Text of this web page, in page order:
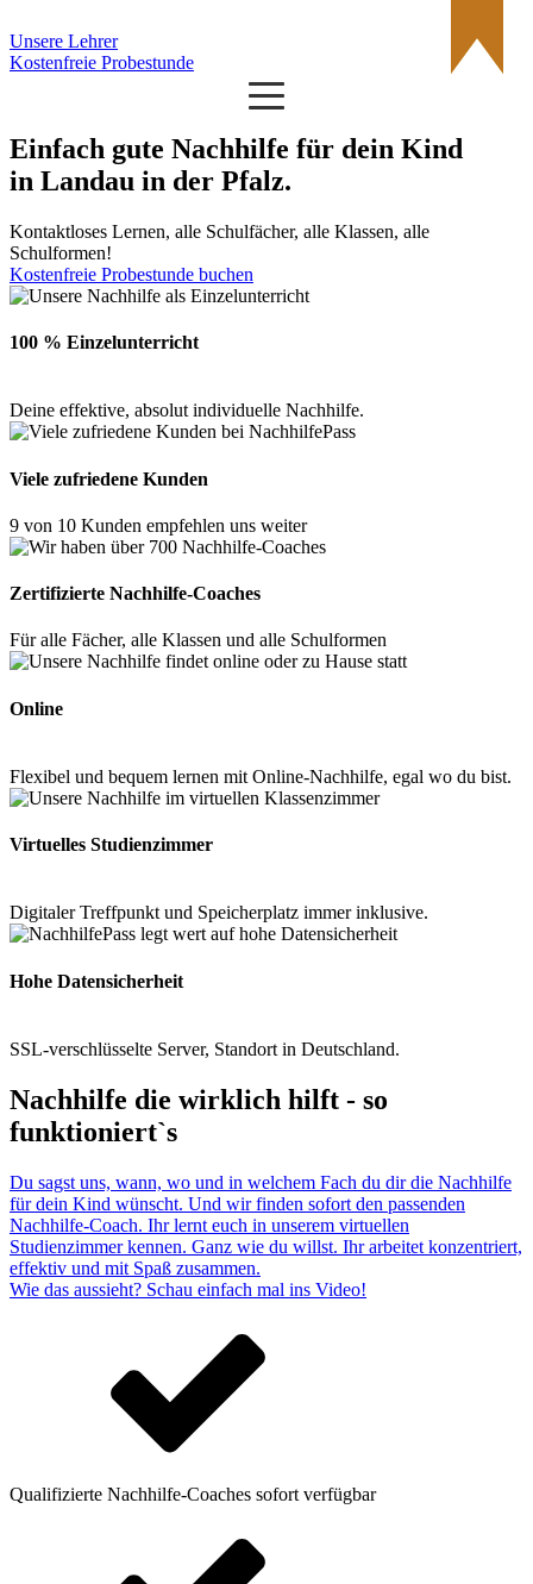
Unsere Lehrer
Kostenfreie Probestunde
Einfach gute Nachhilfe für dein Kind
in Landau in der Pfalz.
Kontaktloses Lernen, alle Schulfächer, alle Klassen, alle
Schulformen!
Kostenfreie Probestunde buchen
100 % Einzelunterricht
Deine effektive, absolut individuelle Nachhilfe.
Viele zufriedene Kunden
9 von 10 Kunden empfehlen uns weiter
Zertifizierte Nachhilfe-Coaches
Für alle Fächer, alle Klassen und alle Schulformen
Online
Flexibel und bequem lernen mit Online-Nachhilfe, egal wo du bist.
Virtuelles Studienzimmer
Digitaler Treffpunkt und Speicherplatz immer inklusive.
Hohe Datensicherheit
SSL-verschlüsselte Server, Standort in Deutschland.
Nachhilfe die wirklich hilft - so
funktioniert`s
Du sagst uns, wann, wo und in welchem Fach du dir die Nachhilfe
für dein Kind wünscht. Und wir finden sofort den passenden
Nachhilfe-Coach. Ihr lernt euch in unserem virtuellen
Studienzimmer kennen. Ganz wie du willst. Ihr arbeitet konzentriert,
effektiv und mit Spaß zusammen.
Wie das aussieht? Schau einfach mal ins Video!
Qualifizierte Nachhilfe-Coaches sofort verfügbar